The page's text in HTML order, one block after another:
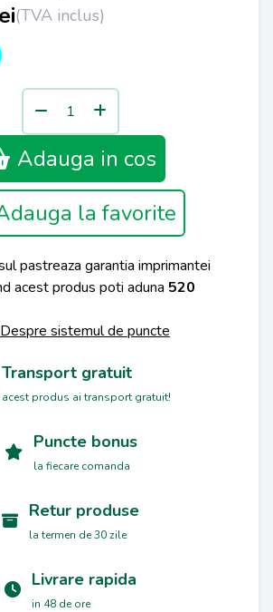
(TVA inclus)
Adauga in cos
la favorite
pastreaza garantia imprimantei
acest produs poti aduna 520
Despre sistemul de puncte
Transport gratuit
acest produs ai transport gratuit!
Puncte bonus
la fiecare comanda
Retur produse
la termen de 30 zile
Livrare rapida
in 48 de ore